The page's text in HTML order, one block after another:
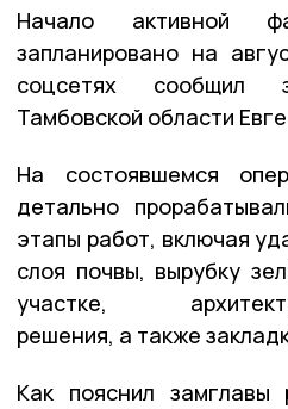
Начало активной
запланировано на
соцсетях сообщил
Тамбовской области
На состоявшемся
детально
этапы работ, включая
слоя почвы, вырубку
участке,
решения, а также
Как пояснил замглавы